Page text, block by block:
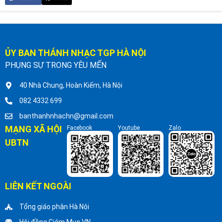
ỦY BAN THÁNH NHẠC TGP HÀ NỘI
PHỤNG SỰ TRONG YÊU MẾN
40 Nhà Chung, Hoàn Kiếm, Hà Nội
082 4332 699
banthanhnhachn@gmail.com
MẠNG XÃ HỘI
UBTN
Facebook Youtube Zalo
LIÊN KẾT NGOÀI
Tổng giáo phận Hà Nội